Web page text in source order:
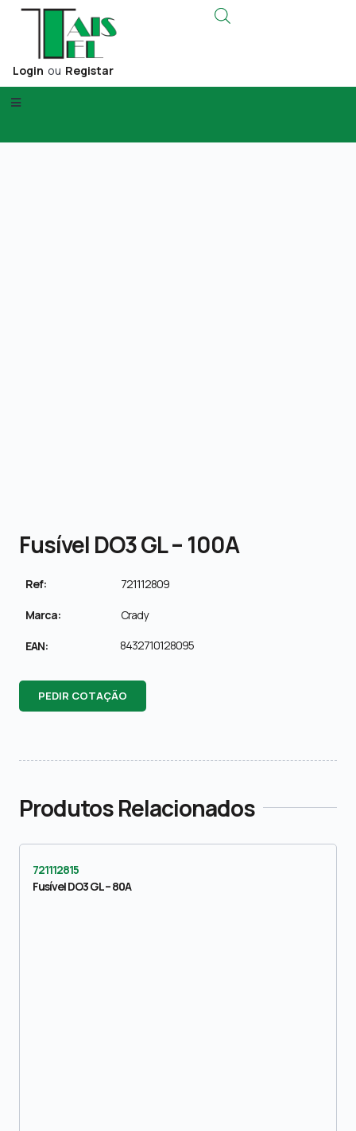
Login ou Registar
Fusível DO3 GL – 100A
Ref: 721112809
Marca: Crady
EAN: 8432710128095
PEDIR COTAÇÃO
Produtos Relacionados
721112815
Fusível DO3 GL – 80A